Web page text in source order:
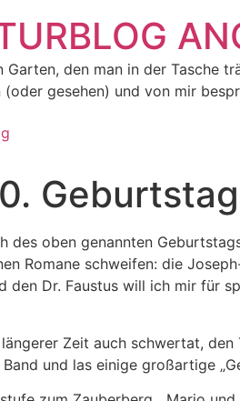
Garten, den man in der Tasche
(oder gesehen) und von mir
des oben genannten
Romane schweifen: die
den Dr. Faustus will ich mir für
Zeit auch schwertat,
und las einige großartige